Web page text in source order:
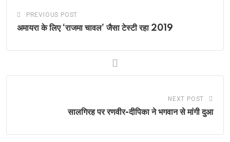
PREVIOUS POST
अमायरा के लिए ‘राजमा चावल’ जैसा टेस्टी रहा 2019
NEXT POST
सालगिरह पर रणवीर-दीपिका ने भगवान से मांगी दुआ